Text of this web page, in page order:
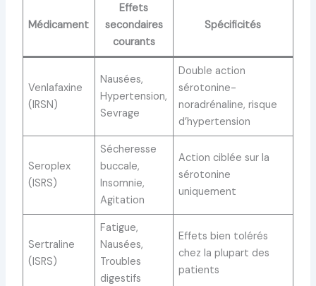
Médicament
Effets
secondaires
courants
Spécificités
Venlafaxine
(IRSN)
Nausées,
Hypertension,
Sevrage
Double action
sérotonine-
noradrénaline, risque
d’hypertension
Seroplex
(ISRS)
Sécheresse
buccale,
Insomnie,
Agitation
Action ciblée sur la
sérotonine
uniquement
Sertraline
(ISRS)
Fatigue,
Nausées,
Troubles
digestifs
Effets bien tolérés
chez la plupart des
patients